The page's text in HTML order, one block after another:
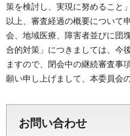
策を検討し、実現に努めること
以上、審査経過の概要について
会、地域医療、障害者並びに団
合的対策」につきましては、今
ますので、閉会中の継続審査事
願い申し上げまして、本委員会
お問い合わせ